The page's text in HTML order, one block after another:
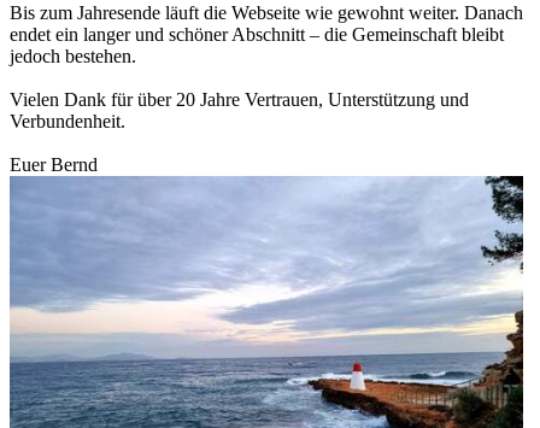
Bis zum Jahresende läuft die Webseite wie gewohnt weiter. Danach
endet ein langer und schöner Abschnitt – die Gemeinschaft bleibt
jedoch bestehen.
Vielen Dank für über 20 Jahre Vertrauen, Unterstützung und
Verbundenheit.
Euer Bernd